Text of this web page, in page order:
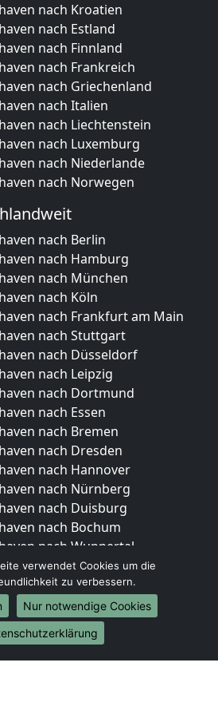
nach Kroatien
nach Estland
nach Finnland
nach Frankreich
nach Griechenland
nach Italien
nach Liechtenstein
nach Luxemburg
nach Niederlande
nach Norwegen
nach Berlin
nach Hamburg
nach München
nach Köln
nach Frankfurt am Main
nach Stuttgart
nach Düsseldorf
nach Leipzig
nach Dortmund
nach Essen
nach Bremen
nach Dresden
nach Hannover
nach Nürnberg
nach Duisburg
nach Bochum
nach Wuppertal
nach Bielefeld
nach Bonn
nach Münster
nach Brasilien
verwendet Cookies um die
zu verbessern.
Nur notwendige Cookies